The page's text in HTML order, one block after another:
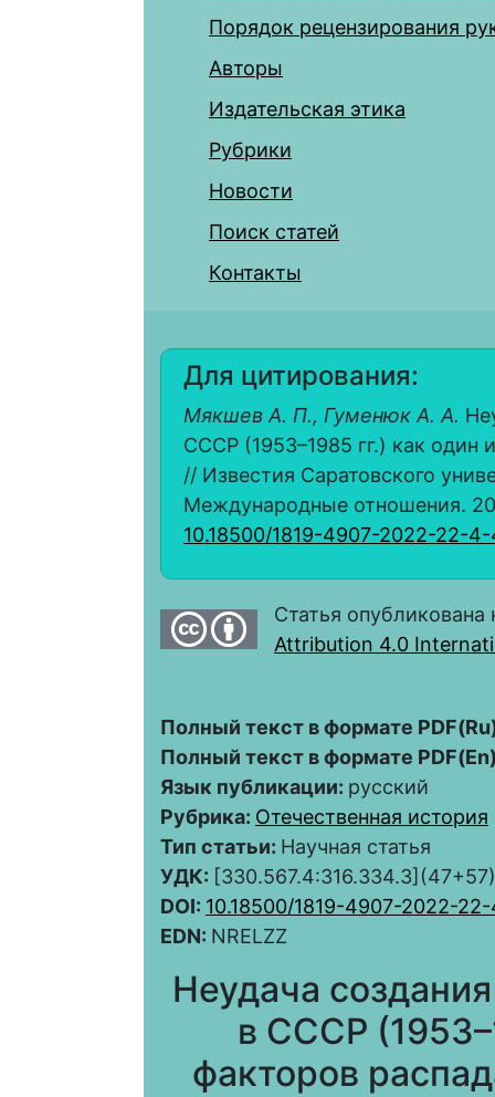
Порядок рецензирования
Авторы
Издательская этика
Рубрики
Новости
Поиск статей
Контакты
Для цитирования:
Мякшев А. П., Гуменюк А. А.
СССР (1953–1985 гг.) как один
// Известия Саратовского
Международные отношения.
10.18500/1819-4907-2022-22-
Статья
Attribution 4.0
Полный текст в формате
Полный текст в формате
Язык публикации: русский
Рубрика: Отечественная история
Тип статьи: Научная статья
УДК:
DOI: 10.18500/1819-4907-2022-
EDN: NRELZZ
Неудача
в СССР
факторов